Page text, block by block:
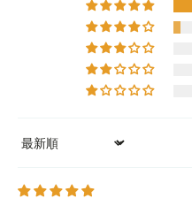
Sort by